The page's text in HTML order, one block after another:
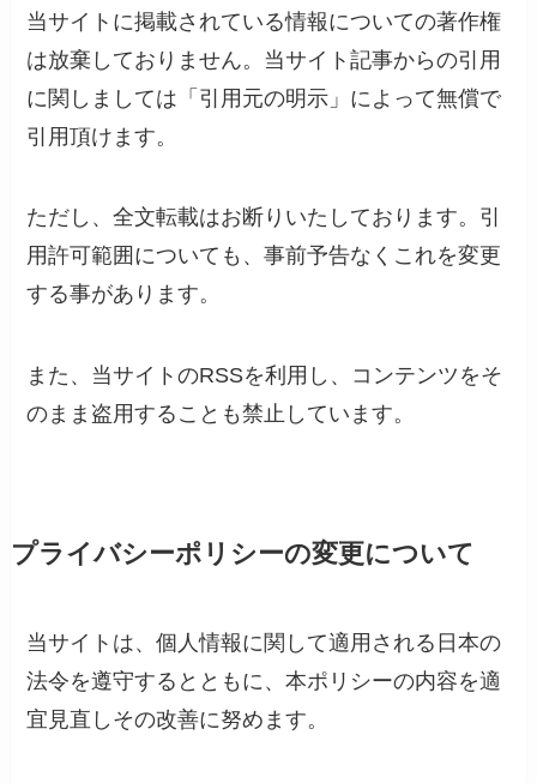
当サイトに掲載されている情報についての著作権
は放棄しておりません。当サイト記事からの引用
に関しましては「引用元の明示」によって無償で
引用頂けます。
ただし、全文転載はお断りいたしております。引
用許可範囲についても、事前予告なくこれを変更
する事があります。
また、当サイトのRSSを利用し、コンテンツをそ
のまま盗用することも禁止しています。
プライバシーポリシーの変更について
当サイトは、個人情報に関して適用される日本の
法令を遵守するとともに、本ポリシーの内容を適
宜見直しその改善に努めます。